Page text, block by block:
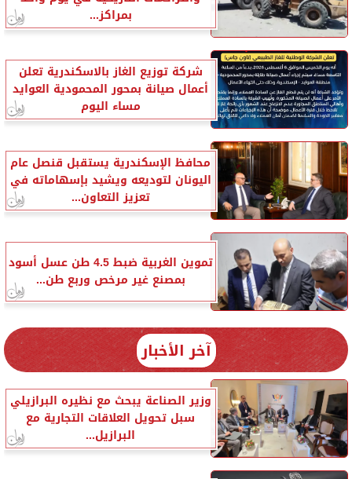
بمراكز...
شركة توزيع الغاز بالاسكندرية تعلن
أعمال صيانة بمحور المحمودية العوايد
مساء اليوم
محافظ الإسكندرية يستقبل قنصل عام
اليونان لتوديعه ويشيد بإسهاماته في
تعزيز التعاون...
تموين الغربية ضبط 4.5 طن عسل أسود
بمصنع غير مرخص وربع طن...
آخر الأخبار
وزير الصناعة يبحث مع نظيره البرازيلي
سبل تحويل العلاقات التجارية مع
البرازيل...